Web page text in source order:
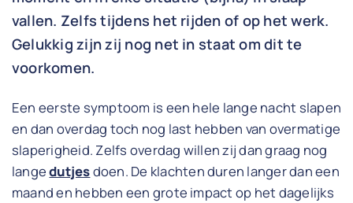
vallen. Zelfs tijdens het rijden of op het werk.
Gelukkig zijn zij nog net in staat om dit te
voorkomen.
Een eerste symptoom is een hele lange nacht slapen
en dan overdag toch nog last hebben van overmatige
slaperigheid. Zelfs overdag willen zij dan graag nog
langedutjesdoen. De klachten duren langer dan een
maand en hebben een grote impact op het dagelijks